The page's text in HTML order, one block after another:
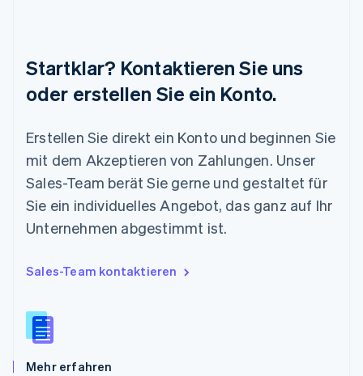
Startklar? Kontaktieren Sie uns
oder erstellen Sie ein Konto.
Erstellen Sie direkt ein Konto und beginnen Sie
mit dem Akzeptieren von Zahlungen. Unser
Sales-Team berät Sie gerne und gestaltet für
Sie ein individuelles Angebot, das ganz auf Ihr
Unternehmen abgestimmt ist.
Sales-Team kontaktieren
Mehr erfahren
PortuguêsEnglish
English
Svenska English
Schweiz
DeutschFrançaisItalianoEnglish
Singapur
Slowakei
English
English Italiano
English
Spanien
Thailand